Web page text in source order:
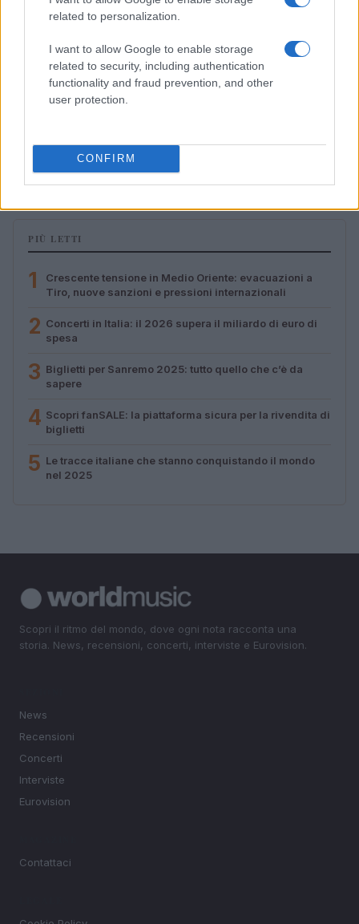
related to personalization.
I want to allow Google to enable storage
related to security, including authentication
functionality and fraud prevention, and other
user protection.
CONFIRM
dinamica e ritualità
Letizia Fontana · 5 Ago 2026
PIÙ LETTI
1
Crescente tensione in Medio Oriente: evacuazioni a
Tiro, nuove sanzioni e pressioni internazionali
2 Concerti in Italia: il 2026 supera il miliardo di euro di
spesa
3 Biglietti per Sanremo 2025: tutto quello che c’è da
sapere
4 Scopri fanSALE: la piattaforma sicura per la rivendita di
biglietti
5 Le tracce italiane che stanno conquistando il mondo
nel 2025
Scopri il ritmo del mondo, dove ogni nota racconta una
storia. News, recensioni, concerti, interviste e Eurovision.
News
Recensioni
Concerti
Interviste
Eurovision
Contattaci